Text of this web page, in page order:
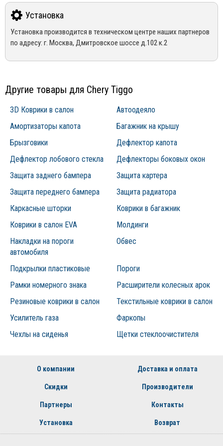
заказ, либо связаться с нашим менеджером по телефонам +7
(495) 162-90-92, +7 (800) 250-01-76, либо по email:
На весь ассортимент представленный в интернет-магазине
Mirdopov, распространяются гарантия производителей.
*Гарантия не распространяется на товары с дефектами,
возникшими по вине покупателя, в следствии не правильной
Установка
Установка производится в техническом центре наших партнеров
по адресу: г. Москва, Дмитровское шоссе д.102 к.2
Другие товары для Chery Tiggo
3D Коврики в салон
Автоодеяло
Амортизаторы капота
Багажник на крышу
Брызговики
Дефлектор капота
Дефлектор лобового стекла
Дефлекторы боковых окон
Защита заднего бампера
Защита картера
Защита переднего бампера
Защита радиатора
Каркасные шторки
Коврики в багажник
Коврики в салон EVA
Молдинги
Накладки на пороги
автомобиля
Обвес
Подкрылки пластиковые
Пороги
Рамки номерного знака
Расширители колесных арок
Резиновые коврики в салон
Текстильные коврики в салон
Усилитель газа
Фаркопы
Чехлы на сиденья
Щетки стеклоочистителя
О компании Доставка и оплата
Скидки Производители
Партнеры Контакты
Установка Возврат